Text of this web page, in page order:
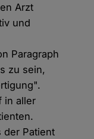
Arzt
und
Paragraph
zu sein,
in aller
der Patient